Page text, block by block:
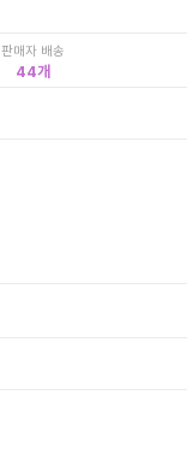
판매자 배송
44